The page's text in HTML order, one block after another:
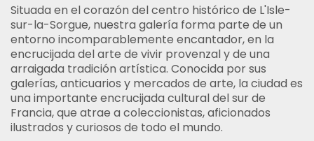
Situada en el corazón del centro histórico de L'Isle-
sur-la-Sorgue, nuestra galería forma parte de un
entorno incomparablemente encantador, en la
encrucijada del arte de vivir provenzal y de una
arraigada tradición artística. Conocida por sus
galerías, anticuarios y mercados de arte, la ciudad es
una importante encrucijada cultural del sur de
Francia, que atrae a coleccionistas, aficionados
ilustrados y curiosos de todo el mundo.